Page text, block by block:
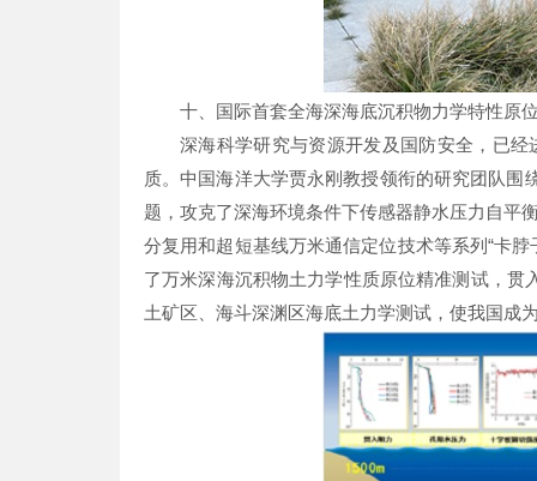
十、国际首套全海深海底沉积物力学特性原
深海科学研究与资源开发及国防安全，已
质。中国海洋大学贾永刚教授领衔的研究团队
题，攻克了深海环境条件下传感器静水压力自平
分复用和超短基线万米通信定位技术等系列“卡
了万米深海沉积物土力学性质原位精准测试，
土矿区、海斗深渊区海底土力学测试，使我国成